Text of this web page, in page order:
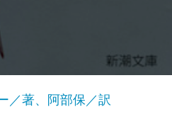
／著、阿部保／訳